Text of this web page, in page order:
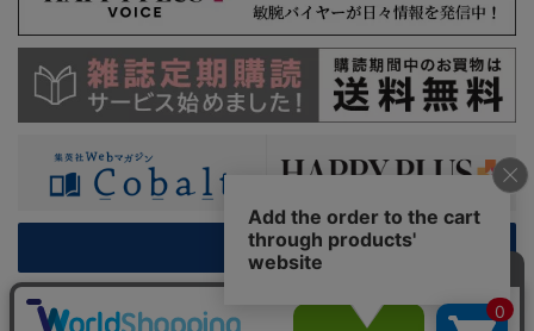
PC版を表示
利用規約 特定商取引法に基づく表示 プライバシーガイドライン